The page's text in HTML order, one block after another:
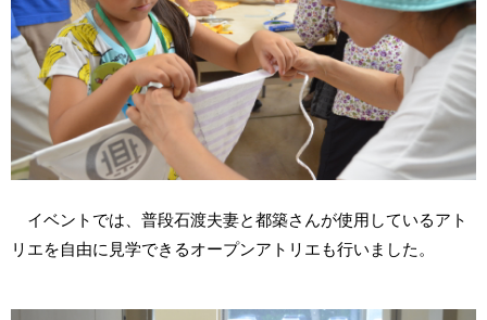
イベントでは、普段石渡夫妻と都築さんが使用しているアト
リエを自由に見学できるオープンアトリエも行いました。